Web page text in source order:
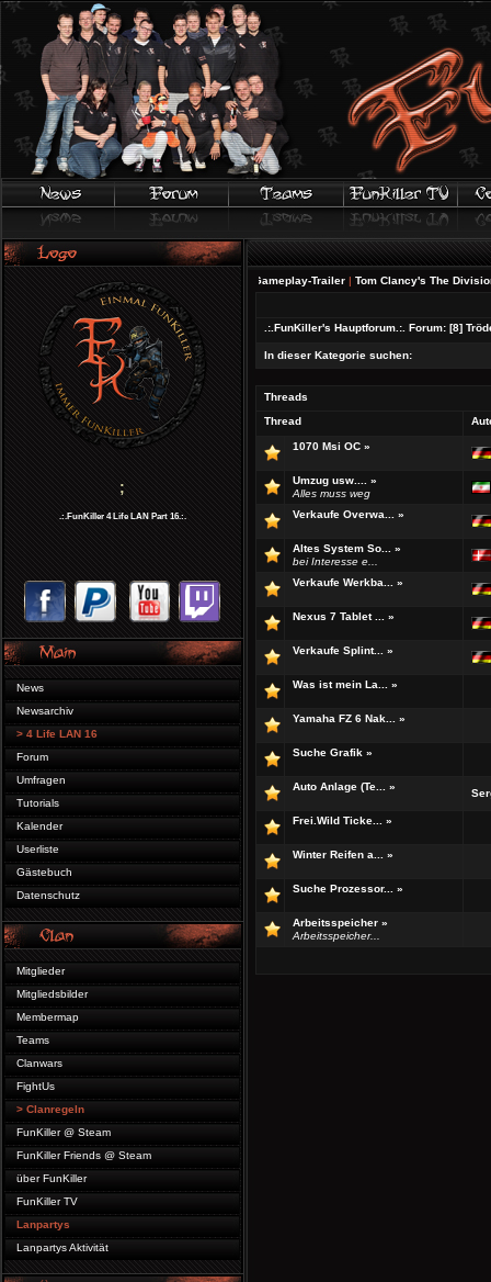
;
.:.FunKiller 4 Life LAN Part 16.:.
News
Newsarchiv
> 4 Life LAN 16
Forum
Umfragen
Tutorials
Kalender
Userliste
Gästebuch
Datenschutz
Mitglieder
Mitgliedsbilder
Membermap
Teams
Clanwars
FightUs
> Clanregeln
FunKiller @ Steam
FunKiller Friends @ Steam
über FunKiller
FunKiller TV
Lanpartys
Lanpartys Aktivität
FIFA 20 | Offizieller Gameplay-Trailer|Tom Clancy's The Division 2
.:.FunKiller's Hauptforum.:. Forum: [8]
In dieser Kategorie suchen:
Threads
Thread
1070 Msi OC »
Umzug usw....
»
Alles muss weg
Verkaufe Overwa...
»
Altes System So...
»
bei Interesse e...
Verkaufe Werkba...
»
Nexus 7 Tablet ... »
Verkaufe Splint... »
Was ist mein La... »
Yamaha FZ 6 Nak... »
Suche Grafik »
Auto Anlage (Te... »
Frei.Wild Ticke... »
Winter Reifen a... »
Suche Prozessor... »
Arbeitsspeicher »
Arbeitsspeicher...